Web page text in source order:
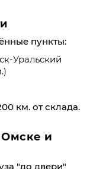
пункты:
Уральский
км. от склада.
Омске и
"до двери"